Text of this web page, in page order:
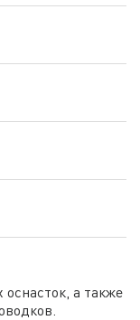
а также